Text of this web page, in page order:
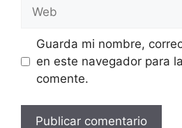
Guarda mi nombre,
en este navegador para
comente.